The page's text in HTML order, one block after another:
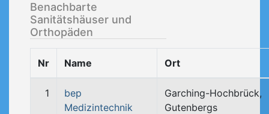
Benachbarte
Sanitätshäuser und
Orthopäden
Nr Name Ort
1
bep
Medizintechnik
Garching-Hochbrück,
Gutenbergs